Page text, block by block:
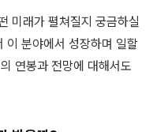
미래가 펼쳐질지 궁금하실
이 분야에서 성장하며 일할
연봉과 전망에 대해서도